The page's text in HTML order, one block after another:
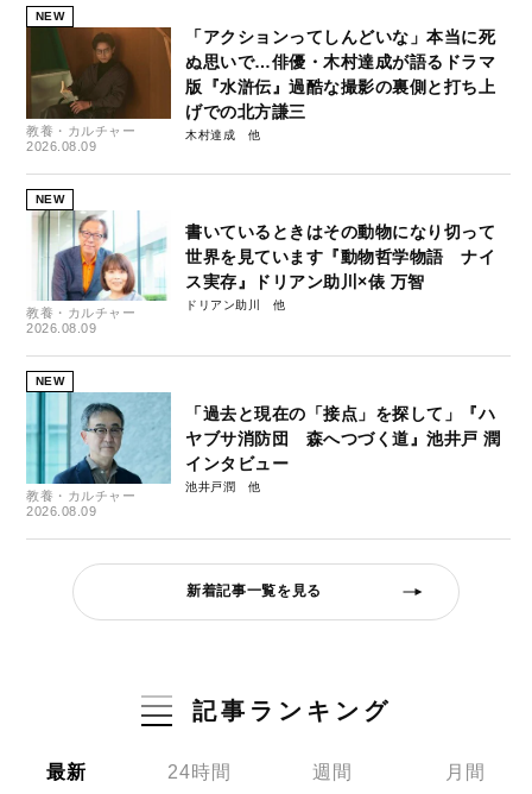
NEW
教養・カルチャー
2026.08.09
「アクションってしんどいな」本当に死
ぬ思いで…俳優・木村達成が語るドラマ
版『水滸伝』過酷な撮影の裏側と打ち上
げでの北方謙三
木村達成
NEW
教養・カルチャー
2026.08.09
書いているときはその動物になり切って
世界を見ています『動物哲学物語 ナイ
ス実存』ドリアン助川×俵 万智
ドリアン助川
NEW
教養・カルチャー
2026.08.09
「過去と現在の「接点」を探して」『ハ
ヤブサ消防団 森へつづく道』池井戸 潤
インタビュー
池井戸潤
新着記事一覧を見る
記事ランキング
最新 24時間 週間 月間